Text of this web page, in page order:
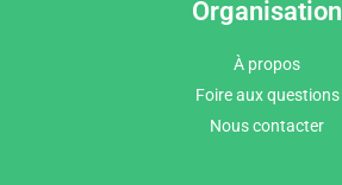
Organisation
À propos
Foire aux questions
Nous contacter